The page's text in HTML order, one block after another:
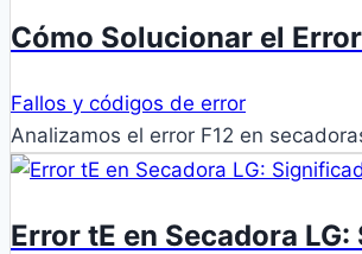
Cómo Solucionar el
Fallos y códigos de error
Analizamos el error F12 en
Error tE en Secadora